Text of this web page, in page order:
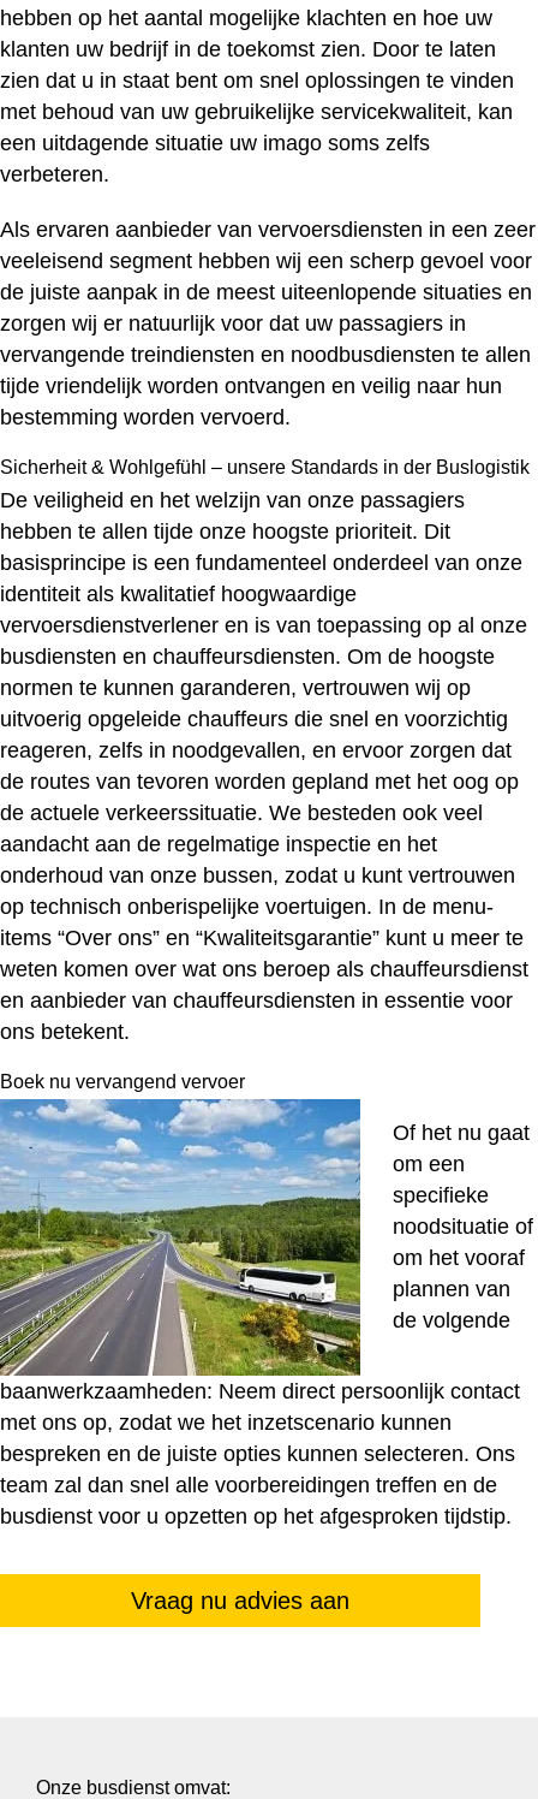
hebben op het aantal mogelijke klachten en hoe uw
klanten uw bedrijf in de toekomst zien. Door te laten
zien dat u in staat bent om snel oplossingen te vinden
met behoud van uw gebruikelijke servicekwaliteit, kan
een uitdagende situatie uw imago soms zelfs
verbeteren.
Als ervaren aanbieder van vervoersdiensten in een zeer
veeleisend segment hebben wij een scherp gevoel voor
de juiste aanpak in de meest uiteenlopende situaties en
zorgen wij er natuurlijk voor dat uw passagiers in
vervangende treindiensten en noodbusdiensten te allen
tijde vriendelijk worden ontvangen en veilig naar hun
bestemming worden vervoerd.
Sicherheit & Wohlgefühl – unsere Standards in der Buslogistik
De veiligheid en het welzijn van onze passagiers
hebben te allen tijde onze hoogste prioriteit. Dit
basisprincipe is een fundamenteel onderdeel van onze
identiteit als kwalitatief hoogwaardige
vervoersdienstverlener en is van toepassing op al onze
busdiensten en chauffeursdiensten. Om de hoogste
normen te kunnen garanderen, vertrouwen wij op
uitvoerig opgeleide chauffeurs die snel en voorzichtig
reageren, zelfs in noodgevallen, en ervoor zorgen dat
de routes van tevoren worden gepland met het oog op
de actuele verkeerssituatie. We besteden ook veel
aandacht aan de regelmatige inspectie en het
onderhoud van onze bussen, zodat u kunt vertrouwen
op technisch onberispelijke voertuigen. In de menu-
items “Over ons” en “Kwaliteitsgarantie” kunt u meer te
weten komen over wat ons beroep als chauffeursdienst
en aanbieder van chauffeursdiensten in essentie voor
ons betekent.
Boek nu vervangend vervoer
Of het nu gaat
om een
specifieke
noodsituatie of
om het vooraf
plannen van
de volgende
baanwerkzaamheden: Neem direct persoonlijk contact
met ons op, zodat we het inzetscenario kunnen
bespreken en de juiste opties kunnen selecteren. Ons
team zal dan snel alle voorbereidingen treffen en de
busdienst voor u opzetten op het afgesproken tijdstip.
Vraag nu advies aan
Onze busdienst omvat: